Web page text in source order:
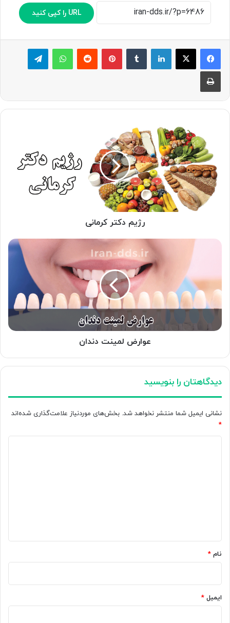
URL را کپی کنید
لینکدین ‫تامبلر پینترست‫رددیت واتس آپ تلگرام
چاپ
کرمانی
رژیم دکتر کرمانی
عوارض
عوارض لمینت دندان
دیدگاهتان را بنویسید
نشانی ایمیل شما منتشر نخواهد شد. بخش‌های موردنیاز علامت‌گذاری شده‌اند
*
نام *
ایمیل *